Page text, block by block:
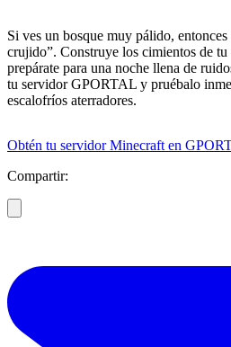
Si ves un bosque muy pálido, entonces
crujido”. Construye los cimientos de tu
prepárate para una noche llena de
tu servidor GPORTAL y pruébalo
escalofríos aterradores.
Obtén tu servidor Minecraft en
Compartir: